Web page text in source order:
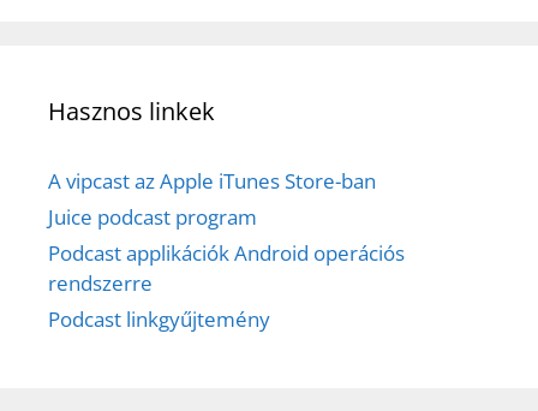
Hasznos linkek
A vipcast az Apple iTunes Store-ban
Juice podcast program
Podcast applikációk Android operációs
rendszerre
Podcast linkgyűjtemény